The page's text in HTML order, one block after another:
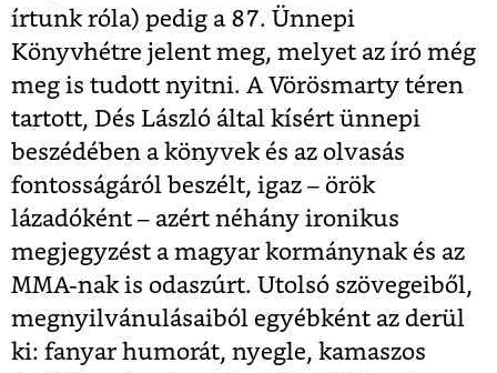
írtunk róla) pedig a 87. Ünnepi
Könyvhétre jelent meg, melyet az író még
meg is tudott nyitni. A Vörösmarty téren
tartott, Dés László által kísért ünnepi
beszédében a könyvek és az olvasás
fontosságáról beszélt, igaz – örök
lázadóként – azért néhány ironikus
megjegyzést a magyar kormánynak és az
MMA-nak is odaszúrt. Utolsó szövegeiből,
megnyilvánulásaiból egyébként az derül
ki: fanyar humorát, nyegle, kamaszos